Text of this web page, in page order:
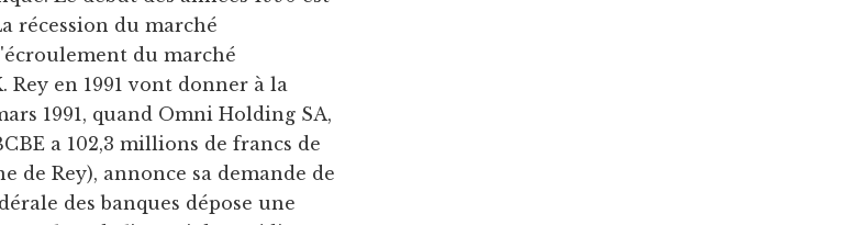
récession du marché
du marché
en 1991 vont donner à la
1991, quand Omni Holding SA,
a 102,3 millions de francs de
de Rey), annonce sa demande de
des banques dépose une